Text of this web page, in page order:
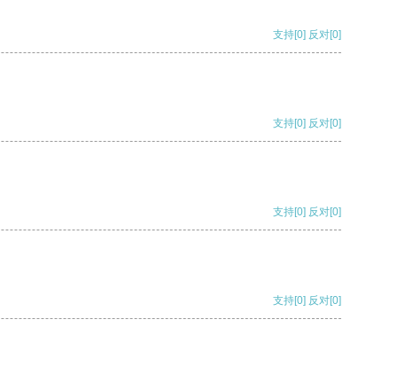
支持[0] 反对[0]
支持[0] 反对[0]
支持[0] 反对[0]
支持[0] 反对[0]